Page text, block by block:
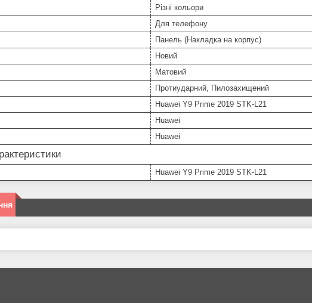
Різні кольори
Для телефону
Панель (Накладка на корпус)
Новий
Матовий
Протиударний, Пилозахищений
Huawei Y9 Prime 2019 STK-L21
Huawei
Huawei
Huawei Y9 Prime 2019 STK-L21